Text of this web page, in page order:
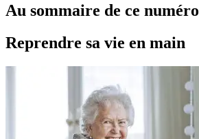
Au sommaire de ce numéro
Reprendre sa vie en main